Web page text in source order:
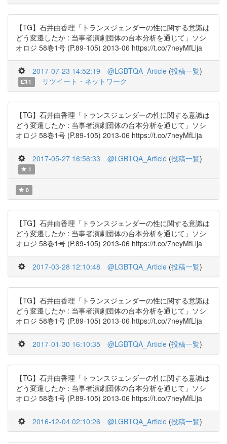
【TG】石井由香理「トランスジェンダーの性に関する意識は
どう変遷したか : 当事者演劇団体の台本分析を通じて」ソシ
オロジ 58巻1号 (P.89-105) 2013-06 https://t.co/7neyMfLlja
2017-07-23 14:52:19 @LGBTQA_Article (投稿一覧)
1 リツイート・ネットワーク
【TG】石井由香理「トランスジェンダーの性に関する意識は
どう変遷したか : 当事者演劇団体の台本分析を通じて」ソシ
オロジ 58巻1号 (P.89-105) 2013-06 https://t.co/7neyMfLlja
2017-05-27 16:56:33 @LGBTQA_Article (投稿一覧)
1
0
【TG】石井由香理「トランスジェンダーの性に関する意識は
どう変遷したか : 当事者演劇団体の台本分析を通じて」ソシ
オロジ 58巻1号 (P.89-105) 2013-06 https://t.co/7neyMfLlja
2017-03-28 12:10:48 @LGBTQA_Article (投稿一覧)
【TG】石井由香理「トランスジェンダーの性に関する意識は
どう変遷したか : 当事者演劇団体の台本分析を通じて」ソシ
オロジ 58巻1号 (P.89-105) 2013-06 https://t.co/7neyMfLlja
2017-01-30 16:10:35 @LGBTQA_Article (投稿一覧)
【TG】石井由香理「トランスジェンダーの性に関する意識は
どう変遷したか : 当事者演劇団体の台本分析を通じて」ソシ
オロジ 58巻1号 (P.89-105) 2013-06 https://t.co/7neyMfLlja
2016-12-04 02:10:26 @LGBTQA_Article (投稿一覧)